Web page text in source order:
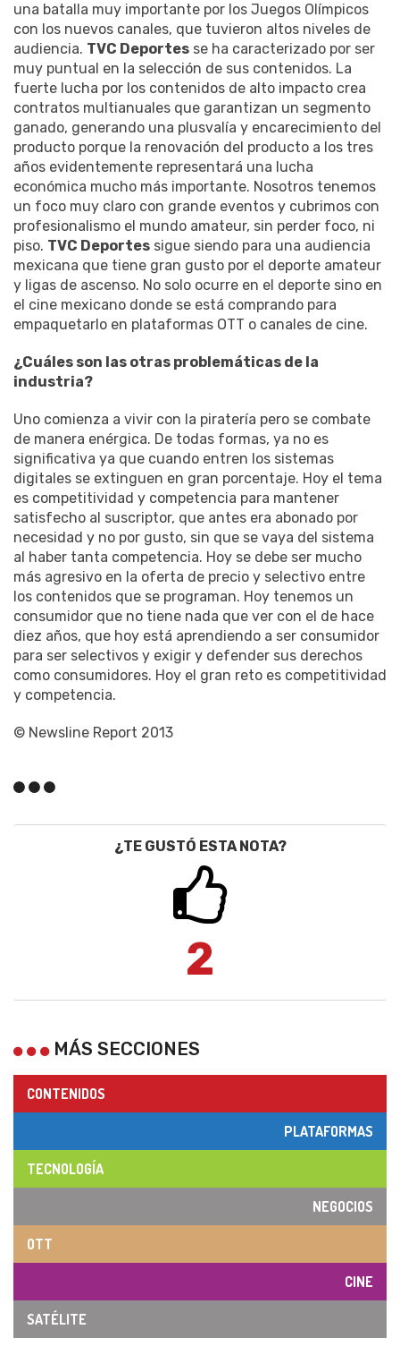
una batalla muy importante por los Juegos Olímpicos
con los nuevos canales, que tuvieron altos niveles de
audiencia. TVC Deportes se ha caracterizado por ser
muy puntual en la selección de sus contenidos. La
fuerte lucha por los contenidos de alto impacto crea
contratos multianuales que garantizan un segmento
ganado, generando una plusvalía y encarecimiento del
producto porque la renovación del producto a los tres
años evidentemente representará una lucha
económica mucho más importante. Nosotros tenemos
un foco muy claro con grande eventos y cubrimos con
profesionalismo el mundo amateur, sin perder foco, ni
piso. TVC Deportes sigue siendo para una audiencia
mexicana que tiene gran gusto por el deporte amateur
y ligas de ascenso. No solo ocurre en el deporte sino en
el cine mexicano donde se está comprando para
empaquetarlo en plataformas OTT o canales de cine.
¿Cuáles son las otras problemáticas de la
industria?
Uno comienza a vivir con la piratería pero se combate
de manera enérgica. De todas formas, ya no es
significativa ya que cuando entren los sistemas
digitales se extinguen en gran porcentaje. Hoy el tema
es competitividad y competencia para mantener
satisfecho al suscriptor, que antes era abonado por
necesidad y no por gusto, sin que se vaya del sistema
al haber tanta competencia. Hoy se debe ser mucho
más agresivo en la oferta de precio y selectivo entre
los contenidos que se programan. Hoy tenemos un
consumidor que no tiene nada que ver con el de hace
diez años, que hoy está aprendiendo a ser consumidor
para ser selectivos y exigir y defender sus derechos
como consumidores. Hoy el gran reto es competitividad
y competencia.
© Newsline Report 2013
¿TE GUSTÓ ESTA NOTA?
2
MÁS SECCIONES
CONTENIDOS
PLATAFORMAS
TECNOLOGÍA
NEGOCIOS
OTT
CINE
SATÉLITE